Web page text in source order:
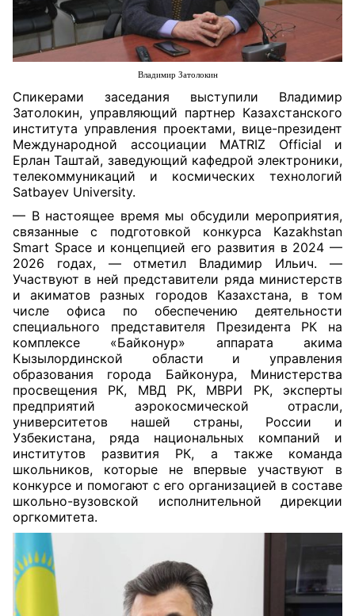
Владимир Затолокин
Спикерами заседания выступили Владимир
Затолокин, управляющий партнер Казахстанского
института управления проектами, вице-президент
Международной ассоциации MATRIZ Official и
Ерлан Таштай, заведующий кафедрой электроники,
телекоммуникаций и космических технологий
Satbayev University.
— В настоящее время мы обсудили мероприятия,
связанные с подготовкой конкурса Kazakhstan
Smart Space и концепцией его развития в 2024 —
2026 годах, — отметил Владимир Ильич. —
Участвуют в ней представители ряда министерств
и акиматов разных городов Казахстана, в том
числе офиса по обеспечению деятельности
специального представителя Президента РК на
комплексе «Байконур» аппарата акима
Кызылординской области и управления
образования города Байконура, Министерства
просвещения РК, МВД РК, МВРИ РК, эксперты
предприятий аэрокосмической отрасли,
университетов нашей страны, России и
Узбекистана, ряда национальных компаний и
институтов развития РК, а также команда
школьников, которые не впервые участвуют в
конкурсе и помогают с его организацией в составе
школьно-вузовской исполнительной дирекции
оргкомитета.